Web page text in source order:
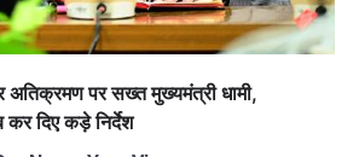
अतिक्रमण पर सख्त मुख्यमंत्री धामी,
कर दिए कड़े निर्देश